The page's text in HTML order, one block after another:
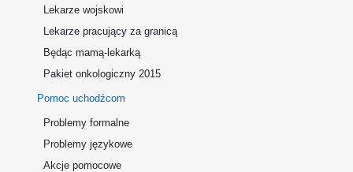
Lekarze wojskowi
Lekarze pracujący za granicą
Będąc mamą-lekarką
Pakiet onkologiczny 2015
Pomoc uchodźcom
Problemy formalne
Problemy językowe
Akcje pomocowe